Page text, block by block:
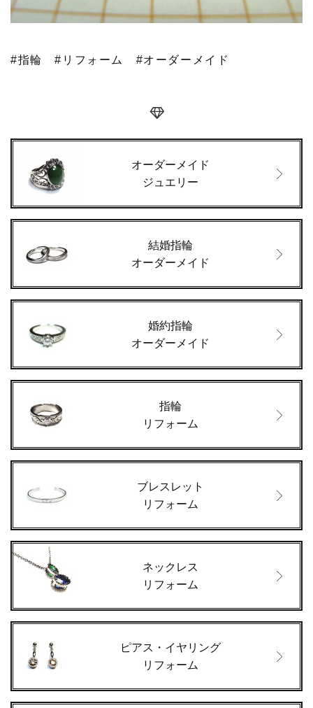
#指輪 #リフォーム #オーダーメイド
オーダーメイド
ジュエリー
結婚指輪
オーダーメイド
婚約指輪
オーダーメイド
指輪
リフォーム
ブレスレット
リフォーム
ネックレス
リフォーム
ピアス・イヤリング
リフォーム